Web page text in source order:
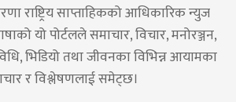
राष्ट्रिय साप्ताहिकको आधिकारिक न्युज
यो पोर्टलले समाचार, विचार, मनोरञ्जन,
भिडियो तथा जीवनका विभिन्न आयामका
र विश्लेषणलाई समेट्छ।